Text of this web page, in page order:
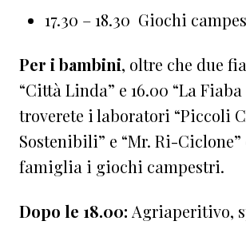
17.30 – 18.30 Giochi
Per i bambini, oltre che due
“Città Linda” e 16.00 “La
troverete i laboratori “Piccoli
Sostenibili” e “Mr. Ri-
famiglia i giochi campestri.
Dopo le 18.00: Agriaperitivo,